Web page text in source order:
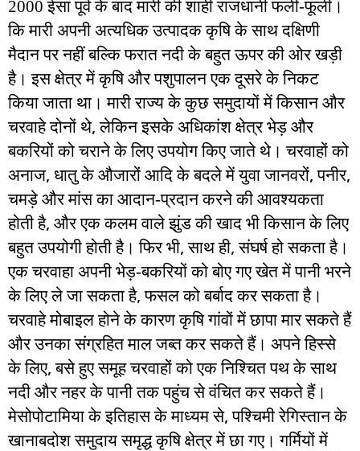
2000 ईसा पूर्व के बाद मारी की शाही राजधानी फली-फूली।
कि मारी अपनी अत्यधिक उत्पादक कृषि के साथ दक्षिणी
मैदान पर नहीं बल्कि फरात नदी के बहुत ऊपर की ओर खड़ी
है। इस क्षेत्र में कृषि और पशुपालन एक दूसरे के निकट
किया जाता था। मारी राज्य के कुछ समुदायों में किसान और
चरवाहे दोनों थे,लेकिन इसके अधिकांश क्षेत्र भेड़ और
बकरियों को चराने के लिए उपयोग किए जाते थे। चरवाहों को
अनाज, धातु के औजारों आदि के बदले में युवा जानवरों,पनीर,
चमड़े और मांस का आदान-प्रदान करने की आवश्यकता
होती है, और एक कलम वाले झुंड की खाद भी किसान के लिए
बहुत उपयोगी होती है। फिर भी,साथ ही,संघर्ष हो सकता है।
एक चरवाहा अपनी भेड़-बकरियों को बोए गए खेत में पानी भरने
के लिए ले जा सकता है,फसल को बर्बाद कर सकता है।
चरवाहे मोबाइल होने के कारण कृषि गांवों में छापा मार सकते हैं
और उनका संग्रहित माल जब्त कर सकते हैं। अपने हिस्से
के लिए,बसे हुए समूह चरवाहों को एक निश्चित पथ के साथ
नदी और नहर के पानी तक पहुंच से वंचित कर सकते हैं।
मेसोपोटामिया के इतिहास के माध्यम से,पश्चिमी रेगिस्तान के
खानाबदोश समुदाय समृद्ध कृषि क्षेत्र में छा गए। गर्मियों में